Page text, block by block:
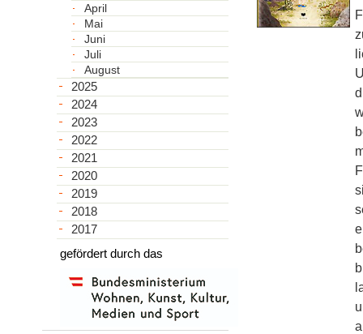
April
Mai
Juni
Juli
August
2025
2024
2023
2022
2021
2020
2019
2018
2017
gefördert durch das